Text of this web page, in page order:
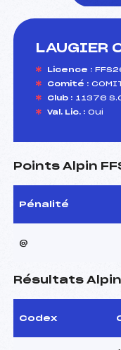
LAUGIER
Licence :
Comité :
Club : 11376
Val. Lic. : Oui
Points Alpin
Pénalité
@
Résultats
Codex